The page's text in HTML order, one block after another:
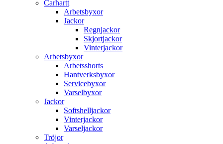
Carhartt
Arbetsbyxor
Jackor
Regnjackor
Skjortjackor
Vinterjackor
Arbetsbyxor
Arbetsshorts
Hantverksbyxor
Servicebyxor
Varselbyxor
Jackor
Softshelljackor
Vinterjackor
Varseljackor
Tröjor